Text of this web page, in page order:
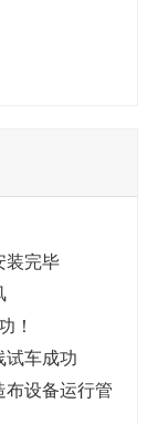
装完毕
！
试车成功
布设备运行管